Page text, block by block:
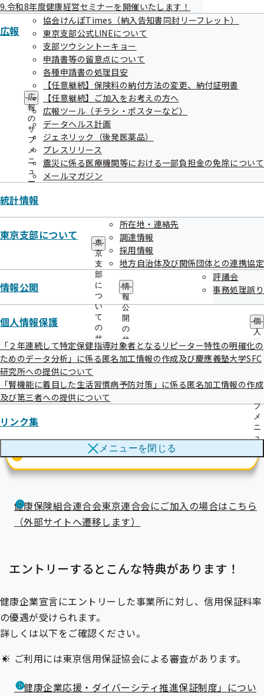
9.令和8年度健康経営セミナーを開催いたします！
広報
広
報
の
サ
ブ
メ
ニ
ュ
ー
協会けんぽTimes（納入告知書同封リーフレット）
東京支部公式LINEについて
支部ツウシントーキョー
申請書等の留意点について
各種申請書の処理目安
【任意継続】保険料の納付方法の変更、納付証明書
【任意継続】ご加入をお考えの方へ
広報ツール（チラシ・ポスターなど）
データヘルス計画
ジェネリック（後発医薬品）
プレスリリース
震災に係る医療機関等における一部負担金の免除について
メールマガジン
統計情報
東京支部について
東
京
支
部
に
つ
い
て
の
サ
ブ
メ
ュ
ー
所在地・連絡先
調達情報
採用情報
地方自治体及び関係団体との連携協定
情報公開
情
報
公
開
の
サ
ブ
メ
ュ
評議会
事務処理誤り
個人情報保護
個
人
情
報
保
の
ブ
メ
ニ
ュ
「２年連続して特定保健指導対象者となるリピーター特性の明確化の
ためのデータ分析」に係る匿名加工情報の作成及び慶應義塾大学SFC
研究所への提供について
「腎機能に着目した生活習慣病予防対策」に係る匿名加工情報の作成
及び第三者への提供について
リンク集
メニューを閉じる
健康優良企業認定制度とは、従業員の健康を配慮した経営及
び健康づくりの取組みを促進するとともに、健康企業宣言を
行い取組む企業等を支援し、健康優良企業「銀の認定」「金
の認定」として認定するものです。
健康企業宣言は、全国健康保険協会の登録商標です。
「銀の認定」は各保険者の認定となります。
「金の認定」は健康企業宣言 東京推進協議会の認定となり
ます。
健康保険組合連合会東京連合会にご加入の場合はこちら
（外部サイトへ遷移します）
エントリーするとこんな特典があります！
健康企業宣言にエントリーした事業所に対し、信用保証料率
の優遇が受けられます。
詳しくは以下をご確認ください。
ご利用には東京信用保証協会による審査があります。
「健康企業応援・ダイバーシティ推進保証制度」につい